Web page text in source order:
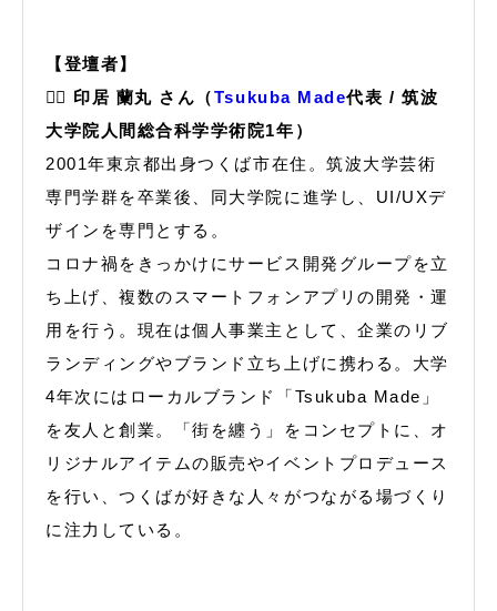
【登壇者】
🙋‍♂️ 印居 蘭丸 さん（Tsukuba Made代表 / 筑波
大学院人間総合科学学術院1年）
2001年東京都出身つくば市在住。筑波大学芸術
専門学群を卒業後、同大学院に進学し、UI/UXデ
ザインを専門とする。
コロナ禍をきっかけにサービス開発グループを立
ち上げ、複数のスマートフォンアプリの開発・運
用を行う。現在は個人事業主として、企業のリブ
ランディングやブランド立ち上げに携わる。大学
4年次にはローカルブランド「Tsukuba Made」
を友人と創業。「街を纏う」をコンセプトに、オ
リジナルアイテムの販売やイベントプロデュース
を行い、つくばが好きな人々がつながる場づくり
に注力している。